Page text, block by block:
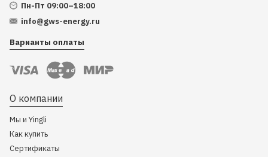
Пн-Пт 09:00–18:00
info@gws-energy.ru
Варианты оплаты
О компании
Мы и Yingli
Как купить
Сертификаты